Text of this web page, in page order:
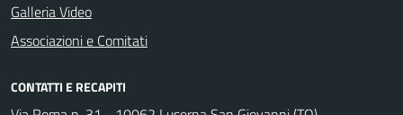
Galleria Video
Associazioni e Comitati
CONTATTI E RECAPITI